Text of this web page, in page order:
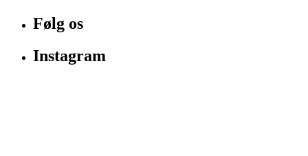
Følg os
Instagram